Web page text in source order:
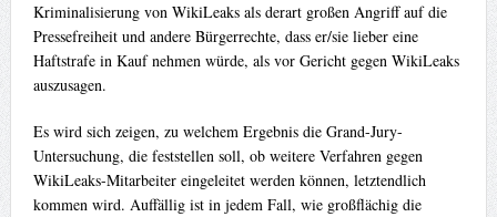
Kriminalisierung von WikiLeaks als derart großen Angriff auf die
Pressefreiheit und andere Bürgerrechte, dass er/sie lieber eine
Haftstrafe in Kauf nehmen würde, als vor Gericht gegen WikiLeaks
auszusagen.
Es wird sich zeigen, zu welchem Ergebnis die Grand-Jury-
Untersuchung, die feststellen soll, ob weitere Verfahren gegen
WikiLeaks-Mitarbeiter eingeleitet werden können, letztendlich
kommen wird. Auffällig ist in jedem Fall, wie großflächig die